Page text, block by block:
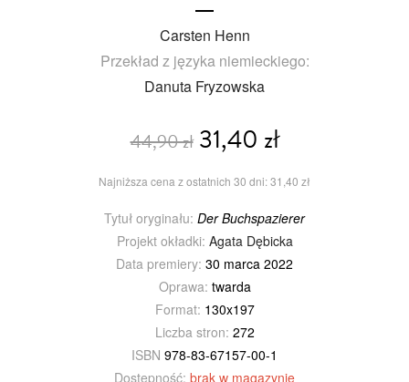
Carsten Henn
Przekład z języka niemieckiego:
Danuta Fryzowska
44,90 zł31,40 zł
Najniższa cena z ostatnich 30 dni: 31,40 zł
Tytuł oryginału: Der Buchspazierer
Projekt okładki: Agata Dębicka
Data premiery: 30 marca 2022
Oprawa: twarda
Format: 130x197
Liczba stron: 272
ISBN 978-83-67157-00-1
Dostępność: brak w magazynie